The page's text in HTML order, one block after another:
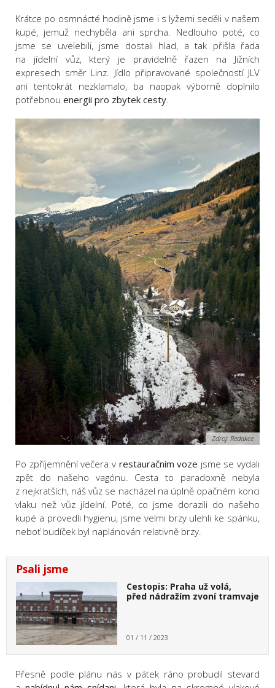
Krátce po osmnácté hodině jsme i s lyžemi seděli v našem
kupé, jemuž nechyběla ani sprcha. Nedlouho poté, co
jsme se uvelebili, jsme dostali hlad, a tak přišla řada
na jídelní vůz, který je pravidelně řazen na Jižních
expresech směr Linz. Jídlo připravované společností JLV
ani tentokrát nezklamalo, ba naopak výborně doplnilo
potřebnou energii pro zbytek cesty.
Zdroj: Redakce
Po zpříjemnění večera v restauračním voze jsme se vydali
zpět do našeho vagónu. Cesta to paradoxně nebyla
z nejkratších, náš vůz se nacházel na úplně opačném konci
vlaku než vůz jídelní. Poté, co jsme dorazili do našeho
kupé a provedli hygienu, jsme velmi brzy ulehli ke spánku,
neboť budíček byl naplánován relativně brzy.
Psali jsme
Cestopis: Praha už volá,
před nádražím zvoní tramvaje
01 / 11 / 2023
Přesně podle plánu nás v pátek ráno probudil stevard